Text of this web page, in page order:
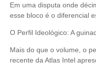
Em uma disputa onde
esse bloco é o diferencial
O Perfil Ideológico: A
Mais do que o volume, o
recente da Atlas Intel